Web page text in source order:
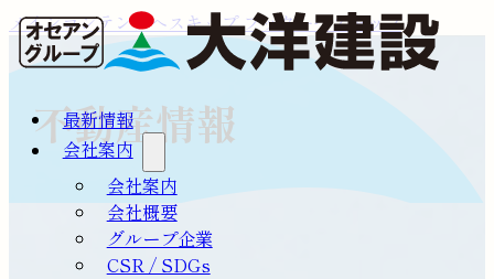
メインコンテンツへスキップフッターへスキップ
最新情報
会社案内
会社案内
会社概要
グループ企業
CSR / SDGs
不動産情報